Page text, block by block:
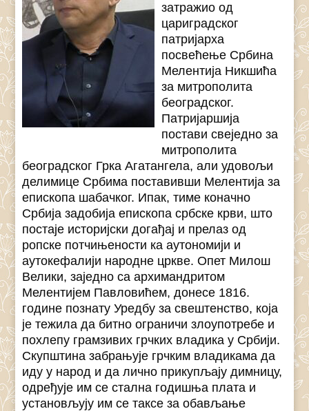
затражио од
цариградског
патријарха
посвећење Србина
Мелентија Никшића
за митрополита
београдског.
Патријаршија
постави свеједно за
митрополита
београдског Грка Агатангела, али удовољи
делимице Србима поставивши Мелентија за
епископа шабачког. Ипак, тиме коначно
Србија задобија епископа србске крви, што
постаје историјски догађај и прелаз од
ропске потчињености ка аутономији и
аутокефалији народне цркве. Опет Милош
Велики, заједно са архимандритом
Мелентијем Павловићем, донесе 1816.
године познату Уредбу за свештенство, која
је тежила да битно ограничи злоупотребе и
похлепу грамзивих грчких владика у Србији.
Скупштина забрањује грчким владикама да
иду у народ и да лично прикупљају димницу,
одређује им се стална годишња плата и
установљују им се таксе за обављање